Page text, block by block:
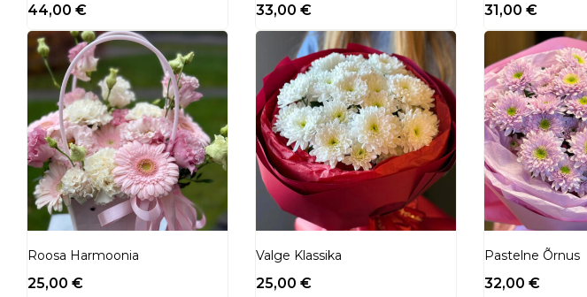
44,00 € 33,00 € 31,00 €
Roosa Harmoonia
25,00 €
Valge Klassika
25,00 €
Pastelne Õrnus
32,00 €